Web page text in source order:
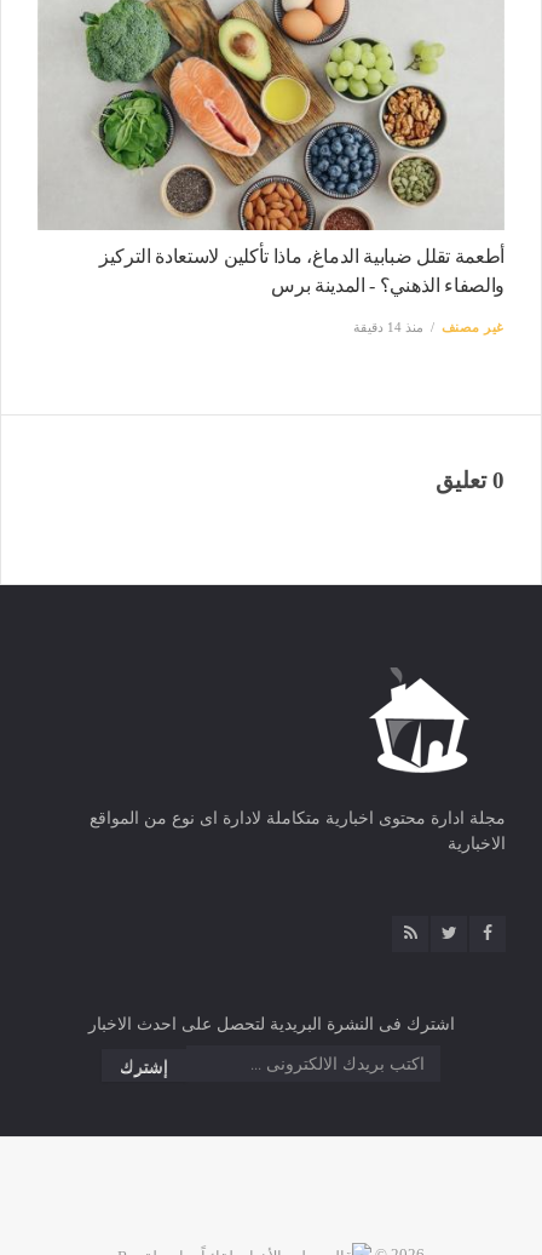
أطعمة تقلل ضبابية الدماغ، ماذا تأكلين لاستعادة التركيز
والصفاء الذهني؟ - المدينة برس
غير مصنف منذ 14 دقيقة
0 تعليق
مجلة ادارة محتوى اخبارية متكاملة لادارة اى نوع من المواقع
الاخبارية
اشترك فى النشرة البريدية لتحصل على احدث الاخبار